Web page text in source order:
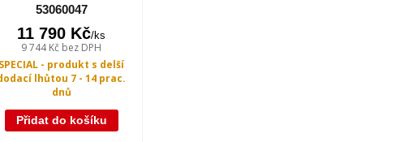
53060047
11 790 Kč/ks
9 744 Kč bez DPH
SPECIAL - produkt s delší
lhůtou 7 - 14 prac.
dnů
Přidat do košíku